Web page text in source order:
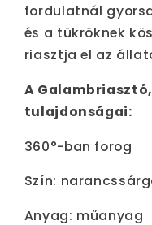
fordulatnál
és a tükröknek
riasztja el az
A
tulajdonságai:
360°-ban forog
Szín:
Anyag: műanyag